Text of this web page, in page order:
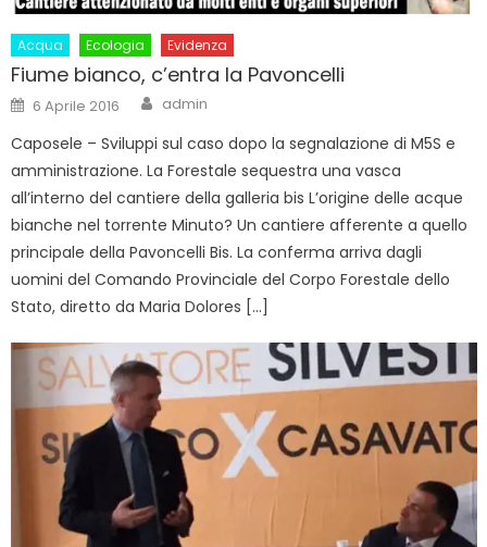
Acqua Ecologia Evidenza
Fiume bianco, c’entra la Pavoncelli
Posted
on
6 Aprile 2016 Author
admin
Caposele – Sviluppi sul caso dopo la segnalazione di M5S e
amministrazione. La Forestale sequestra una vasca
all’interno del cantiere della galleria bis L’origine delle acque
bianche nel torrente Minuto? Un cantiere afferente a quello
principale della Pavoncelli Bis. La conferma arriva dagli
uomini del Comando Provinciale del Corpo Forestale dello
Stato, diretto da Maria Dolores […]